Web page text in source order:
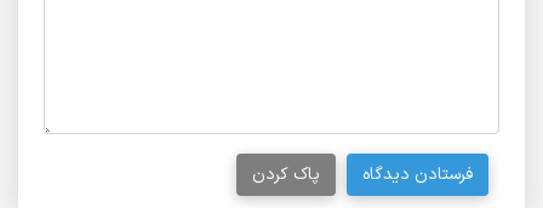
فرستادن دیدگاه پاک کردن